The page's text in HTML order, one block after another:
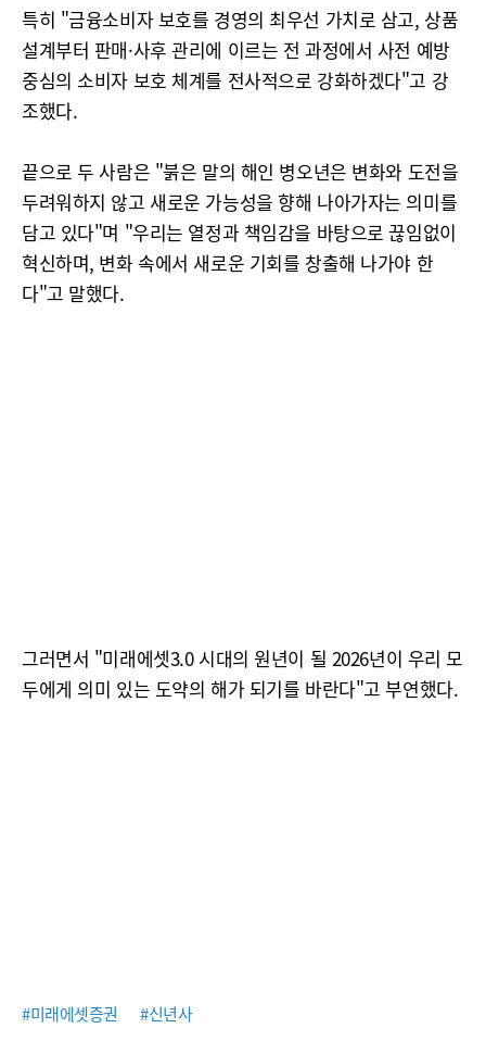
특히 "금융소비자 보호를 경영의 최우선 가치로 삼고, 상품
설계부터 판매·사후 관리에 이르는 전 과정에서 사전 예방
중심의 소비자 보호 체계를 전사적으로 강화하겠다"고 강
조했다.
끝으로 두 사람은 "붉은 말의 해인 병오년은 변화와 도전을
두려워하지 않고 새로운 가능성을 향해 나아가자는 의미를
담고 있다"며 "우리는 열정과 책임감을 바탕으로 끊임없이
혁신하며, 변화 속에서 새로운 기회를 창출해 나가야 한
다"고 말했다.
그러면서 "미래에셋3.0 시대의 원년이 될 2026년이 우리 모
두에게 의미 있는 도약의 해가 되기를 바란다"고 부연했다.
#미래에셋증권 #신년사